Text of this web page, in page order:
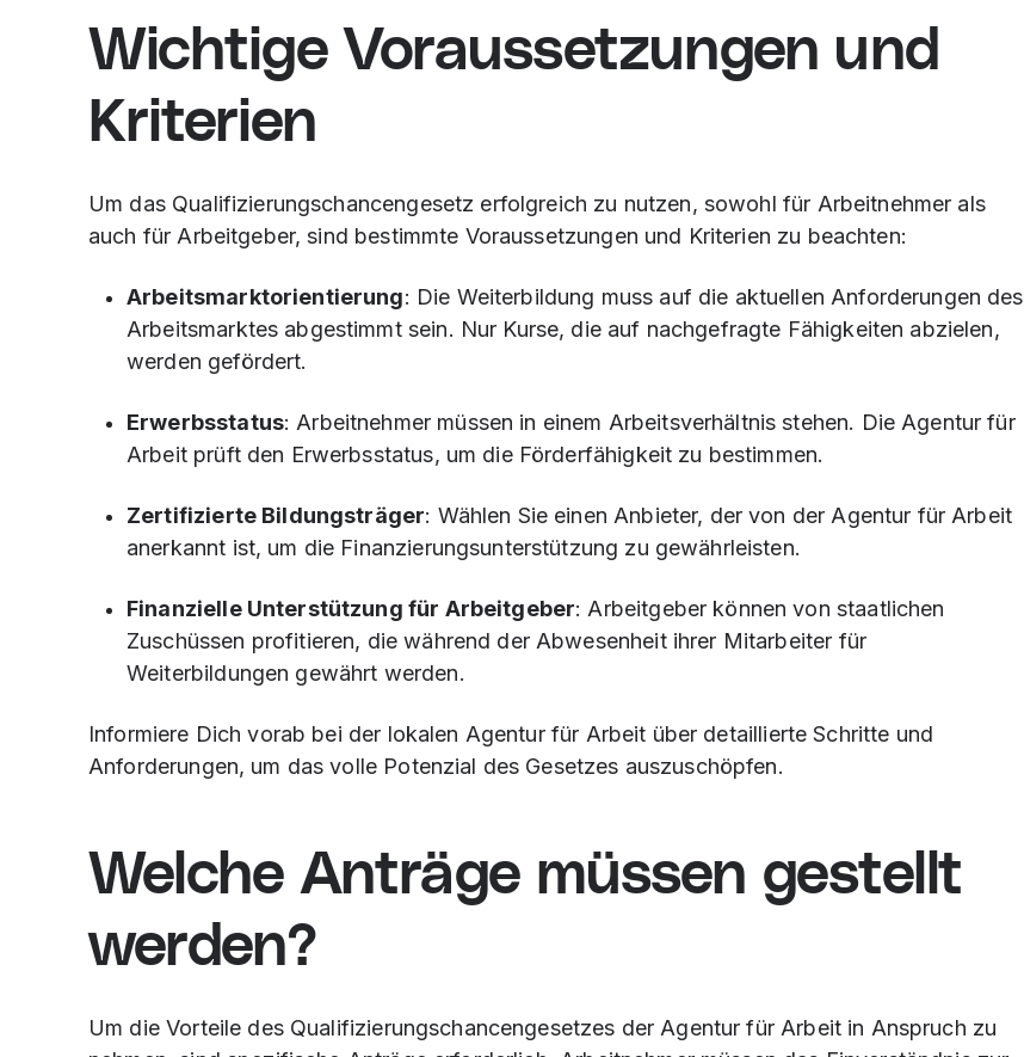
Wichtige Voraussetzungen und
Kriterien
Um das Qualifizierungschancengesetz erfolgreich zu nutzen, sowohl für Arbeitnehmer als
auch für Arbeitgeber, sind bestimmte Voraussetzungen und Kriterien zu beachten:
Arbeitsmarktorientierung: Die Weiterbildung muss auf die aktuellen Anforderungen des
Arbeitsmarktes abgestimmt sein. Nur Kurse, die auf nachgefragte Fähigkeiten abzielen,
werden gefördert.
Erwerbsstatus: Arbeitnehmer müssen in einem Arbeitsverhältnis stehen. Die Agentur für
Arbeit prüft den Erwerbsstatus, um die Förderfähigkeit zu bestimmen.
Zertifizierte Bildungsträger: Wählen Sie einen Anbieter, der von der Agentur für Arbeit
anerkannt ist, um die Finanzierungsunterstützung zu gewährleisten.
Finanzielle Unterstützung für Arbeitgeber: Arbeitgeber können von staatlichen
Zuschüssen profitieren, die während der Abwesenheit ihrer Mitarbeiter für
Weiterbildungen gewährt werden.
Informiere Dich vorab bei der lokalen Agentur für Arbeit über detaillierte Schritte und
Anforderungen, um das volle Potenzial des Gesetzes auszuschöpfen.
Welche Anträge müssen gestellt
werden?
Um die Vorteile des Qualifizierungschancengesetzes der Agentur für Arbeit in Anspruch zu